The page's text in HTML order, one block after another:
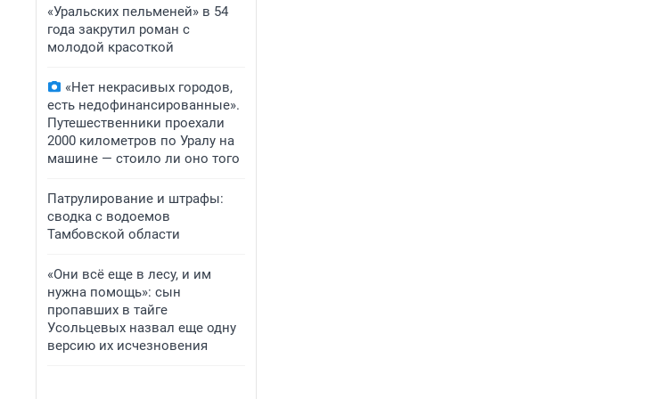
«Уральских пельменей» в 54
года закрутил роман с
молодой красоткой
«Нет некрасивых городов,
есть недофинансированные».
Путешественники проехали
2000 километров по Уралу на
машине — стоило ли оно того
Патрулирование и штрафы:
сводка с водоемов
Тамбовской области
«Они всё еще в лесу, и им
нужна помощь»: сын
пропавших в тайге
Усольцевых назвал еще одну
версию их исчезновения